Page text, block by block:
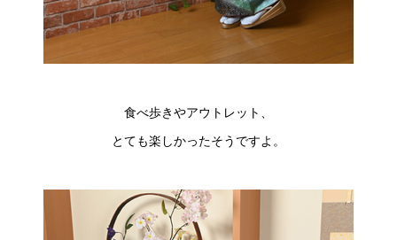
食べ歩きやアウトレット、
とても楽しかったそうですよ。